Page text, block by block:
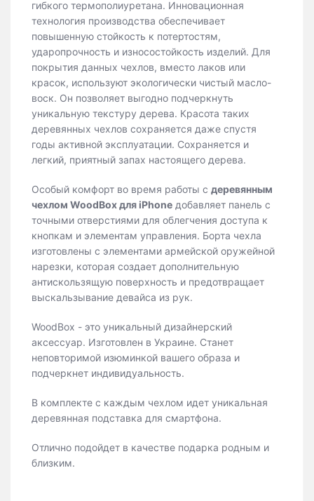
гибкого термополиуретана. Инновационная
технология производства обеспечивает
повышенную стойкость к потертостям,
ударопрочность и износостойкость изделий. Для
покрытия данных чехлов, вместо лаков или
красок, используют экологически чистый масло-
воск. Он позволяет выгодно подчеркнуть
уникальную текстуру дерева. Красота таких
деревянных чехлов сохраняется даже спустя
годы активной эксплуатации. Сохраняется и
легкий, приятный запах настоящего дерева.
Особый комфорт во время работы с деревянным
чехлом WoodBox для iPhone добавляет панель с
точными отверстиями для облегчения доступа к
кнопкам и элементам управления. Борта чехла
изготовлены с элементами армейской оружейной
нарезки, которая создает дополнительную
антискользящую поверхность и предотвращает
выскальзывание девайса из рук.
WoodBox - это уникальный дизайнерский
аксессуар. Изготовлен в Украине. Станет
неповторимой изюминкой вашего образа и
подчеркнет индивидуальность.
В комплекте с каждым чехлом идет уникальная
деревянная подставка для смартфона.
Отлично подойдет в качестве подарка родным и
близким.